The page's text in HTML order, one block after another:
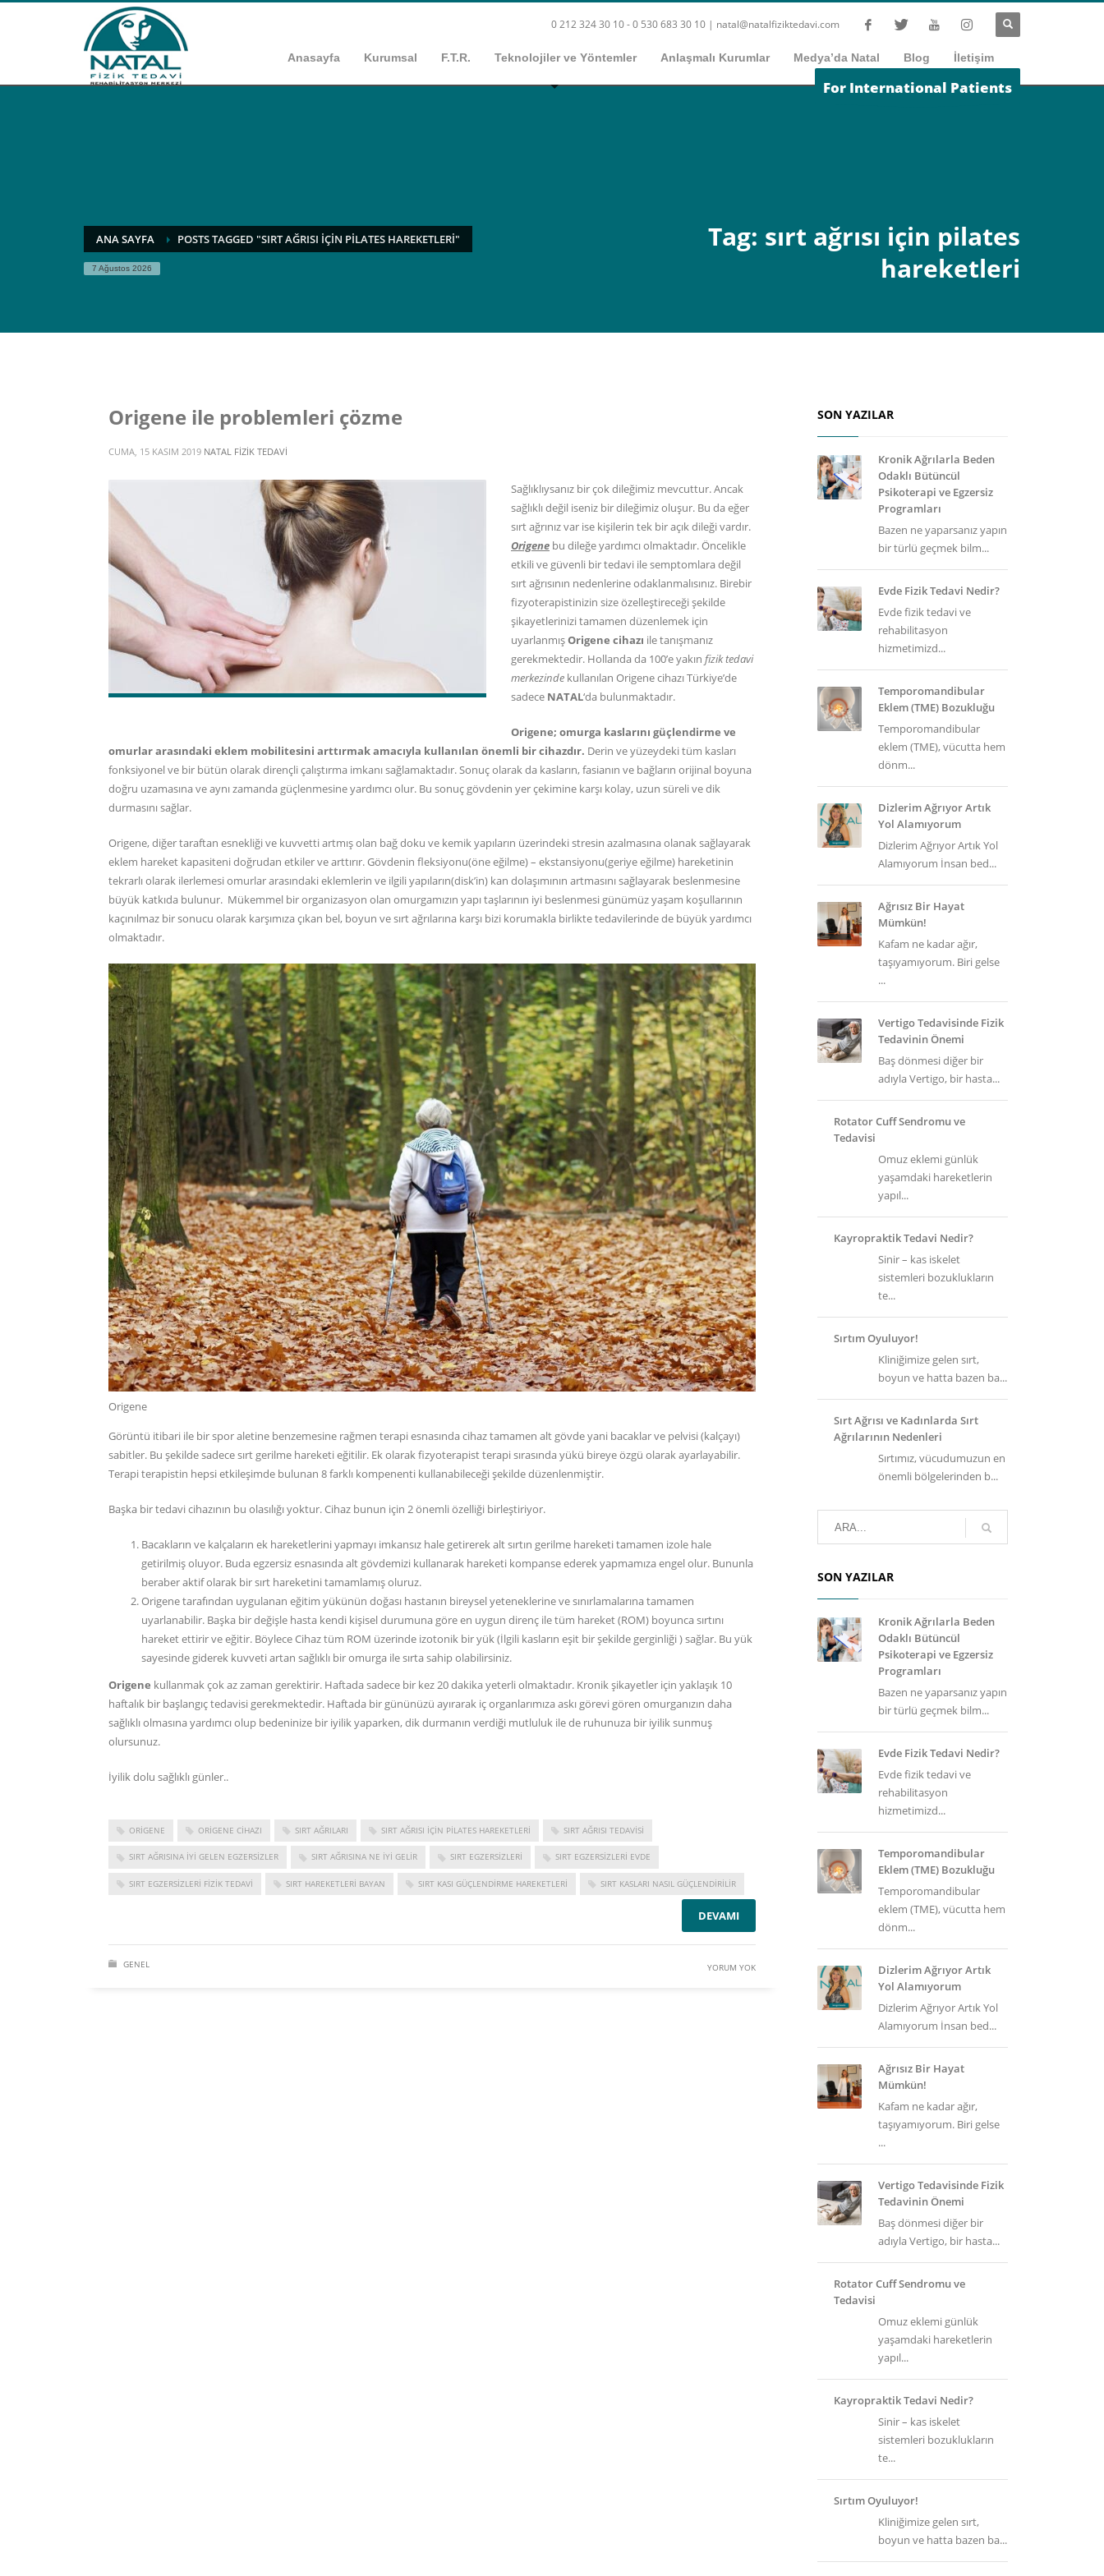
0 212 324 30 10 - 0 530 683 30 10 | natal@natalfiziktedavi.com
Anasayfa Kurumsal F.T.R. Teknolojiler ve Yöntemler Anlaşmalı Kurumlar Medya’da Natal Blog İletişim
For International Patients
ANA SAYFA POSTS TAGGED "SIRT AĞRISI IÇIN PILATES HAREKETLERI"
7 Ağustos 2026
Tag: sırt ağrısı için pilates
hareketleri
Origene ile problemleri çözme
CUMA, 15 KASIM 2019 NATAL FIZIK TEDAVI
Sağlıklıysanız bir çok dileğimiz mevcuttur. Ancak
sağlıklı değil iseniz bir dileğimiz oluşur. Bu da eğer
sırt ağrınız var ise kişilerin tek bir açık dileği vardır.
Origene bu dileğe yardımcı olmaktadır. Öncelikle
etkili ve güvenli bir tedavi ile semptomlara değil
sırt ağrısının nedenlerine odaklanmalısınız. Birebir
fizyoterapistinizin size özelleştireceği şekilde
şikayetlerinizi tamamen düzenlemek için
uyarlanmışOrigene cihazı ile tanışmanız
gerekmektedir. Hollanda da 100’e yakın fizik tedavi
merkezinde kullanılan Origene cihazı Türkiye’de
sadece NATAL‘da bulunmaktadır.
Origene; omurga kaslarını güçlendirme ve
omurlar arasındaki eklem mobilitesini arttırmak amacıyla kullanılan önemli bir cihazdır. Derin ve yüzeydeki tüm kasları
fonksiyonel ve bir bütün olarak dirençli çalıştırma imkanı sağlamaktadır. Sonuç olarak da kasların, fasianın ve bağların orijinal boyuna
doğru uzamasına ve aynı zamanda güçlenmesine yardımcı olur. Bu sonuç gövdenin yer çekimine karşı kolay, uzun süreli ve dik
durmasını sağlar.
Origene, diğer taraftan esnekliği ve kuvvetti artmış olan bağ doku ve kemik yapıların üzerindeki stresin azalmasına olanak sağlayarak
eklem hareket kapasiteni doğrudan etkiler ve arttırır. Gövdenin fleksiyonu(öne eğilme) – ekstansiyonu(geriye eğilme) hareketinin
tekrarlı olarak ilerlemesi omurlar arasındaki eklemlerin ve ilgili yapıların(disk’in) kan dolaşımının artmasını sağlayarak beslenmesine
büyük katkıda bulunur. Mükemmel bir organizasyon olan omurgamızın yapı taşlarının iyi beslenmesi günümüz yaşam koşullarının
kaçınılmaz bir sonucu olarak karşımıza çıkan bel, boyun ve sırt ağrılarına karşı bizi korumakla birlikte tedavilerinde de büyük yardımcı
olmaktadır.
Origene
Görüntü itibari ile bir spor aletine benzemesine rağmen terapi esnasında cihaz tamamen alt gövde yani bacaklar ve pelvisi (kalçayı)
sabitler. Bu şekilde sadece sırt gerilme hareketi eğitilir. Ek olarak fizyoterapist terapi sırasında yükü bireye özgü olarak ayarlayabilir.
Terapi terapistin hepsi etkileşimde bulunan 8 farklı kompenenti kullanabileceği şekilde düzenlenmiştir.
Başka bir tedavi cihazının bu olasılığı yoktur. Cihaz bunun için 2 önemli özelliği birleştiriyor.
Bacakların ve kalçaların ek hareketlerini yapmayı imkansız hale getirerek alt sırtın gerilme hareketi tamamen izole hale
getirilmiş oluyor. Buda egzersiz esnasında alt gövdemizi kullanarak hareketi kompanse ederek yapmamıza engel olur. Bununla
beraber aktif olarak bir sırt hareketini tamamlamış oluruz.
Origene tarafından uygulanan eğitim yükünün doğası hastanın bireysel yeteneklerine ve sınırlamalarına tamamen
uyarlanabilir. Başka bir değişle hasta kendi kişisel durumuna göre en uygun direnç ile tüm hareket (ROM) boyunca sırtını
hareket ettirir ve eğitir. Böylece Cihaz tüm ROM üzerinde izotonik bir yük (İlgili kasların eşit bir şekilde gerginliği ) sağlar. Bu yük
sayesinde giderek kuvveti artan sağlıklı bir omurga ile sırta sahip olabilirsiniz.
Origene kullanmak çok az zaman gerektirir. Haftada sadece bir kez 20 dakika yeterli olmaktadır. Kronik şikayetler için yaklaşık 10
haftalık bir başlangıç tedavisi gerekmektedir. Haftada bir gününüzü ayırarak iç organlarımıza askı görevi gören omurganızın daha
sağlıklı olmasına yardımcı olup bedeninize bir iyilik yaparken, dik durmanın verdiği mutluluk ile de ruhunuza bir iyilik sunmuş
olursunuz.
İyilik dolu sağlıklı günler..
ORIGENE ORIGENE CIHAZI SIRT AĞRILARI SIRT AĞRISI IÇIN PILATES HAREKETLERI SIRT AĞRISI TEDAVISI
SIRT AĞRISINA IYI GELEN EGZERSIZLER SIRT AĞRISINA NE IYI GELIR SIRT EGZERSIZLERI SIRT EGZERSIZLERI EVDE
SIRT EGZERSIZLERI FIZIK TEDAVI SIRT HAREKETLERI BAYAN SIRT KASI GÜÇLENDIRME HAREKETLERI SIRT KASLARI NASIL GÜÇLENDIRILIR
DEVAMI
GENEL YORUM YOK
SON YAZILAR
Kronik Ağrılarla Beden
Odaklı Bütüncül
Psikoterapi ve Egzersiz
Programları
Bazen ne yaparsanız yapın
bir türlü geçmek bilm...
Evde Fizik Tedavi Nedir?
Evde fizik tedavi ve
rehabilitasyon
hizmetimizd...
Temporomandibular
Eklem (TME) Bozukluğu
Temporomandibular
eklem (TME), vücutta hem
dönm...
Dizlerim Ağrıyor Artık
Yol Alamıyorum
Dizlerim Ağrıyor Artık Yol
Alamıyorum İnsan bed...
Ağrısız Bir Hayat
Mümkün!
Kafam ne kadar ağır,
taşıyamıyorum. Biri gelse
...
Vertigo Tedavisinde Fizik
Tedavinin Önemi
Baş dönmesi diğer bir
adıyla Vertigo, bir hasta...
Rotator Cuff Sendromu ve
Tedavisi
Omuz eklemi günlük
yaşamdaki hareketlerin
yapıl...
Kayropraktik Tedavi Nedir?
Sinir – kas iskelet
sistemleri bozuklukların
te...
Sırtım Oyuluyor!
Kliniğimize gelen sırt,
boyun ve hatta bazen ba...
Sırt Ağrısı ve Kadınlarda Sırt
Ağrılarının Nedenleri
Sırtımız, vücudumuzun en
önemli bölgelerinden b...
SON YAZILAR
Kronik Ağrılarla Beden
Odaklı Bütüncül
Psikoterapi ve Egzersiz
Programları
Bazen ne yaparsanız yapın
bir türlü geçmek bilm...
Evde Fizik Tedavi Nedir?
Evde fizik tedavi ve
rehabilitasyon
hizmetimizd...
Temporomandibular
Eklem (TME) Bozukluğu
Temporomandibular
eklem (TME), vücutta hem
dönm...
Dizlerim Ağrıyor Artık
Yol Alamıyorum
Dizlerim Ağrıyor Artık Yol
Alamıyorum İnsan bed...
Ağrısız Bir Hayat
Mümkün!
Kafam ne kadar ağır,
taşıyamıyorum. Biri gelse
...
Vertigo Tedavisinde Fizik
Tedavinin Önemi
Baş dönmesi diğer bir
adıyla Vertigo, bir hasta...
Rotator Cuff Sendromu ve
Tedavisi
Omuz eklemi günlük
yaşamdaki hareketlerin
yapıl...
Kayropraktik Tedavi Nedir?
Sinir – kas iskelet
sistemleri bozuklukların
te...
Sırtım Oyuluyor!
Kliniğimize gelen sırt,
boyun ve hatta bazen ba...